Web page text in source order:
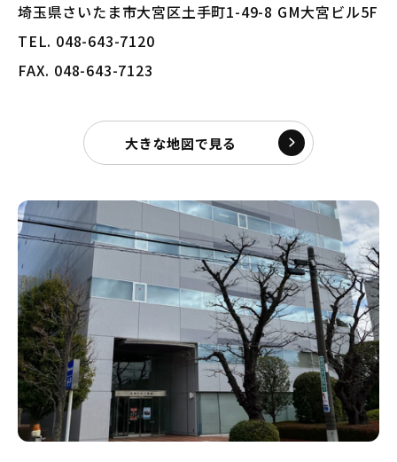
埼玉県さいたま市大宮区土手町1-49-8 GM大宮ビル5F
TEL. 048-643-7120
FAX. 048-643-7123
大きな地図で見る